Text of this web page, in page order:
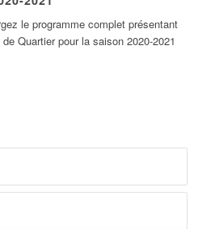
le programme complet présentant
Quartier pour la saison 2020-2021